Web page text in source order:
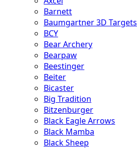
Barnett
Baumgartner 3D Targets
BCY
Bear Archery
Bearpaw
Beestinger
Beiter
Bicaster
Big Tradition
Bitzenburger
Black Eagle Arrows
Black Mamba
Black Sheep